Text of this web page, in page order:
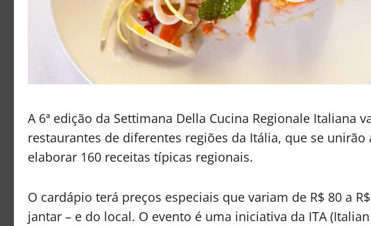
A 6ª edição da Settimana Della Cucina Regionale Italiana
restaurantes de diferentes regiões da Itália, que se
elaborar 160 receitas típicas regionais.
O cardápio terá preços especiais que variam de R$ 80 a
jantar – e do local. O evento é uma iniciativa da ITA